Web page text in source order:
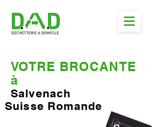
VOTRE BROCANTE
à
Salvenach
Suisse Romande